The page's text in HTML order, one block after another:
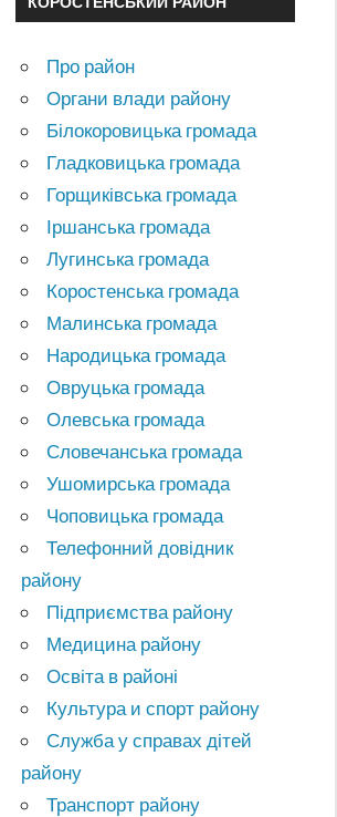
Про район
Органи влади району
Білокоровицька громада
Гладковицька громада
Горщиківська громада
Іршанська громада
Лугинська громада
Коростенська громада
Малинська громада
Народицька громада
Овруцька громада
Олевська громада
Словечанська громада
Ушомирська громада
Чоповицька громада
Телефонний довідник
району
Підприємства району
Медицина району
Освіта в районі
Культура и спорт району
Служба у справах дітей
району
Транспорт району